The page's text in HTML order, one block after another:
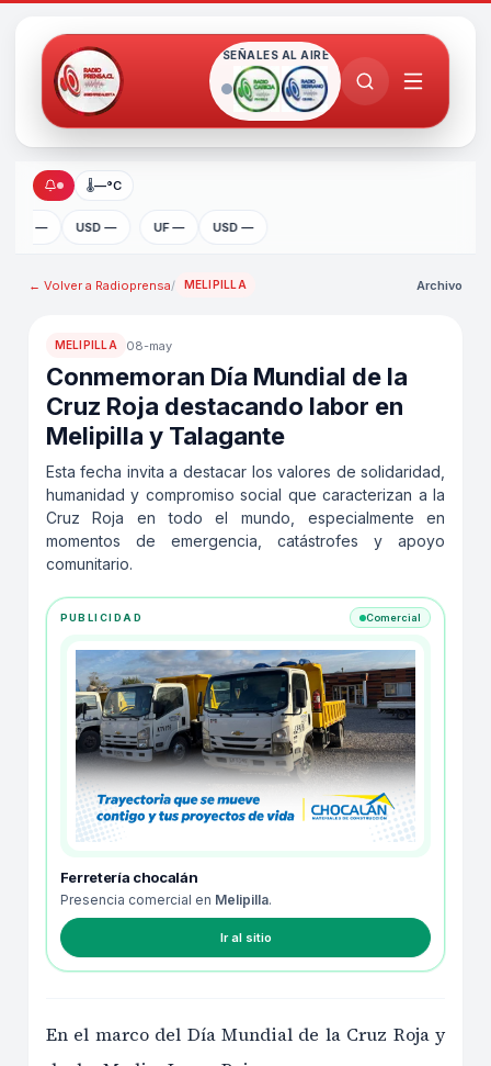
SEÑALES AL AIRE
🌡—°C
UF — USD — UF — USD —
← Volver a Radioprensa/ MELIPILLA Archivo
MELIPILLA 08-may
Conmemoran Día Mundial de la
Cruz Roja destacando labor en
Melipilla y Talagante
Esta fecha invita a destacar los valores de solidaridad,
humanidad y compromiso social que caracterizan a la
Cruz Roja en todo el mundo, especialmente en
momentos de emergencia, catástrofes y apoyo
comunitario.
PUBLICIDAD Comercial
Ferretería chocalán
Presencia comercial en Melipilla.
Ir al sitio
En el marco del Día Mundial de la Cruz Roja y